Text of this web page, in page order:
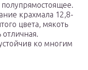
крахмала 12,8-
цвета, мякоть
ко многим